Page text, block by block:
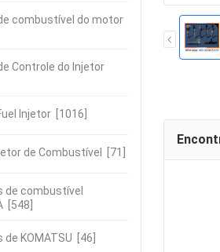
combustível do motor
Controle do Injetor
Injetor [1016]
de Combustível [71]
de combustível
[548]
de KOMATSU [46]